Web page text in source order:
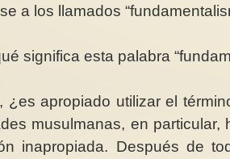
a los llamados
significa esta palabra
¿es apropiado utilizar el
musulmanas, en
inapropiada. Después de
contra la Trata: Ni
nuestros cuerpos
contra la Trata: Ni
nuestros cuerpos
considerados...
Hijas nietas y
En el mes de mayo
noventa y cinco
intelectual, crítica
escritora y...